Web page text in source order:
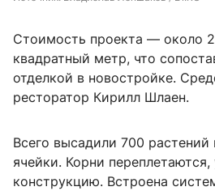
Стоимость проекта — около
квадратный метр, что
отделкой в новостройке.
ресторатор Кирилл Шлаен.
Всего высадили 700
ячейки. Корни переплетаются,
конструкцию. Встроена